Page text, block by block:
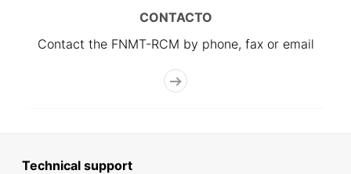
CONTACTO
Contact the FNMT-RCM by phone, fax or email
Technical support